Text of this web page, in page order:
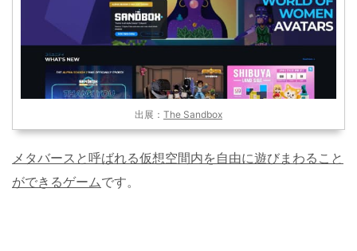
出展： The Sandbox
メタバースと呼ばれる仮想空間内を自由に遊びまわること
ができるゲームです。